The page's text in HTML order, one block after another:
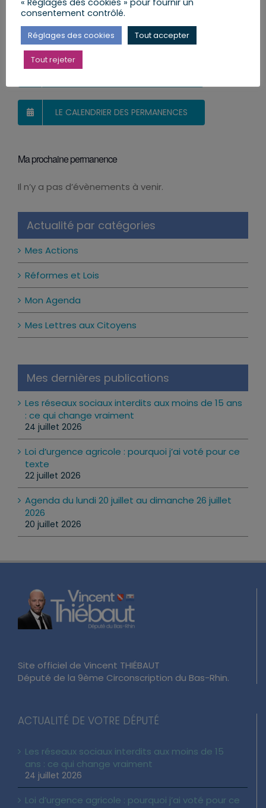
MES LETTRES ENVOYÉES AUX CITOYENS
LE CALENDRIER DES PERMANENCES
Ma prochaine permanence
Notice
Il n’y a pas d’évènements à venir.
Actualité par catégories
Mes Actions
Réformes et Lois
Mon Agenda
Mes Lettres aux Citoyens
Mes dernières publications
Les réseaux sociaux interdits aux moins de 15 ans
: ce qui change vraiment
24 juillet 2026
Loi d’urgence agricole : pourquoi j’ai voté pour ce
texte
22 juillet 2026
Agenda du lundi 20 juillet au dimanche 26 juillet
2026
20 juillet 2026
Site officiel de Vincent THIÉBAUT
Député de la 9ème Circonscription du Bas-Rhin.
ACTUALITÉ DE VOTRE DÉPUTÉ
Les réseaux sociaux interdits aux moins de 15
ans : ce qui change vraiment
24 juillet 2026
Loi d’urgence agricole : pourquoi j’ai voté pour ce
« Réglages des cookies » pour fournir un
consentement contrôlé.
Réglages des cookies Tout accepter
Tout rejeter